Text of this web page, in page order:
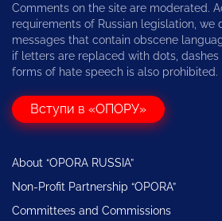
Comments on the site are moderated.
requirements of Russian legislation, we
messages that contain obscene
if letters are replaced with dots,
forms of hate speech is also prohibited.
Вступи в «ОПОРУ»
About “OPORA RUSSIA”
Non-Profit Partnership “OPORA”
Committees and Commissions